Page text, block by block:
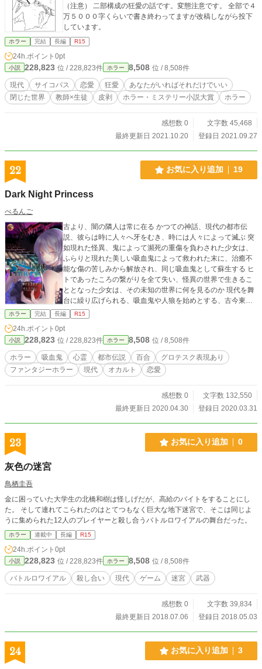
（注意） 二部構成の狂愛の話です。変態注意です。 全部で４
万５０００字くらいで書き終わってますが改稿しながら投下
しています。
ホラー 完結 長編 R15
24h.ポイント 0pt
小説 228,823 位 / 228,823件 ホラー 8,508 位 / 8,508件
現代 サイコパス 恋愛 狂愛
あなたがいればそれだけでいい
閉じた世界
教師×生徒 皮剥 ホラー・ミステリー小説大賞 ホラー
感想数 0
文字数 45,468
最終更新日 2021.10.20
登録日 2021.09.27
22 お気に入り追加 19
Dark Night Princess
べるんご
古より、闇の隣人は常に在る かつての神話、現代の都市伝
説、彼らは時に人々へ牙をむき、時には人々によって滅ぶ 突
如現れた怪異、鬼によって瀕死の重傷を負わされた少女は、
ふらりと現れた美しい吸血鬼によって救われた末に、治癒不
能な傷の苦しみから解放され、同じ吸血鬼として蘇生する ヒ
トであったころの繋がりを全て失い、怪異の世界で生きるこ
ととなった少女は、その未知の世界に何を見るのか 現代を舞
台に繰り広げられる、吸血鬼や人狼を始めとする、古今東西
様々な怪異と人間の恐ろしく、血生臭くも美しい物語 ホラー
大賞エントリー作品です
ホラー 完結 長編 R15
24h.ポイント 0pt
小説 228,823 位 / 228,823件 ホラー 8,508 位 / 8,508件
ホラー 吸血鬼 心霊 都市伝説 百合
グロテスク表現あり
ファンタジーホラー
現代 オカルト 恋愛
感想数 0
文字数 132,550
最終更新日 2020.04.30
登録日 2020.03.31
23 お気に入り追加 0
灰色の迷宮
鳥栖圭吾
金に困っていた大学生の北橋和樹は怪しげだが、高給のバイトをすることにし
た。 そして連れてこられたのはとてつもなく巨大な地下迷宮で、そこは同じよ
うに集められた12人のプレイヤーと殺し合うバトルロワイアルの舞台だった。
ホラー 連載中 長編 R15
24h.ポイント 0pt
小説 228,823 位 / 228,823件 ホラー 8,508 位 / 8,508件
バトルロワイアル 殺し合い 現代 ゲーム 迷宮 武器
感想数 0
文字数 39,834
最終更新日 2018.07.06
登録日 2018.05.03
24 お気に入り追加 3